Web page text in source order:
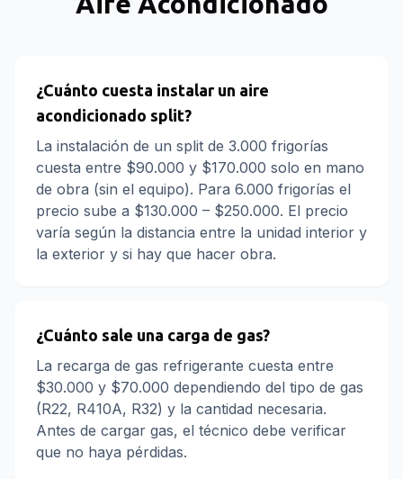
¿Cuánto cuesta instalar un aire
acondicionado split?
La instalación de un split de 3.000 frigorías
cuesta entre $90.000 y $170.000 solo en mano
de obra (sin el equipo). Para 6.000 frigorías el
precio sube a $130.000 – $250.000. El precio
varía según la distancia entre la unidad interior y
la exterior y si hay que hacer obra.
¿Cuánto sale una carga de gas?
La recarga de gas refrigerante cuesta entre
$30.000 y $70.000 dependiendo del tipo de gas
(R22, R410A, R32) y la cantidad necesaria.
Antes de cargar gas, el técnico debe verificar
que no haya pérdidas.